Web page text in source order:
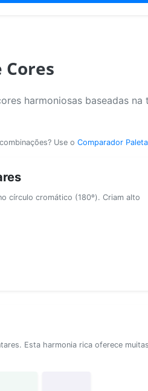
harmoniosas baseadas
Use o Comparador
círculo cromático (180º). Criam alto
Esta harmonia rica oferece muitas